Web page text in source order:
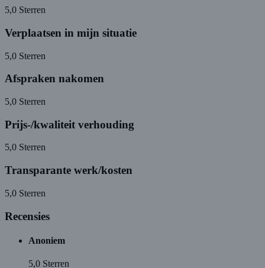
5,0 Sterren
Verplaatsen in mijn situatie
5,0 Sterren
Afspraken nakomen
5,0 Sterren
Prijs-/kwaliteit verhouding
5,0 Sterren
Transparante werk/kosten
5,0 Sterren
Recensies
Anoniem
5,0 Sterren